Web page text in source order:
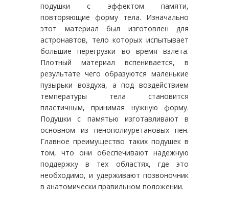
подушки с эффектом памяти,
повторяющие форму тела. Изначально
этот материал был изготовлен для
астронавтов, тело которых испытывает
большие перегрузки во время взлета.
Плотный материал вспенивается, в
результате чего образуются маленькие
пузырьки воздуха, а под воздействием
температуры тела становится
пластичным, принимая нужную форму.
Подушки с памятью изготавливают в
основном из пенополиуретановых пен.
Главное преимущество таких подушек в
том, что они обеспечивают надежную
поддержку в тех областях, где это
необходимо, и удерживают позвоночник
в анатомически правильном положении.